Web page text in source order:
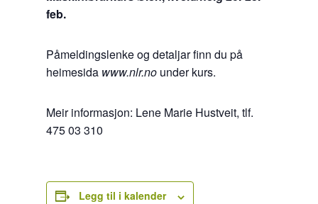
feb.
Påmeldingslenke og detaljar finn du på
heimesida www.nlr.no under kurs.
Meir informasjon: Lene Marie Hustveit, tlf.
475 03 310
Legg til i kalender